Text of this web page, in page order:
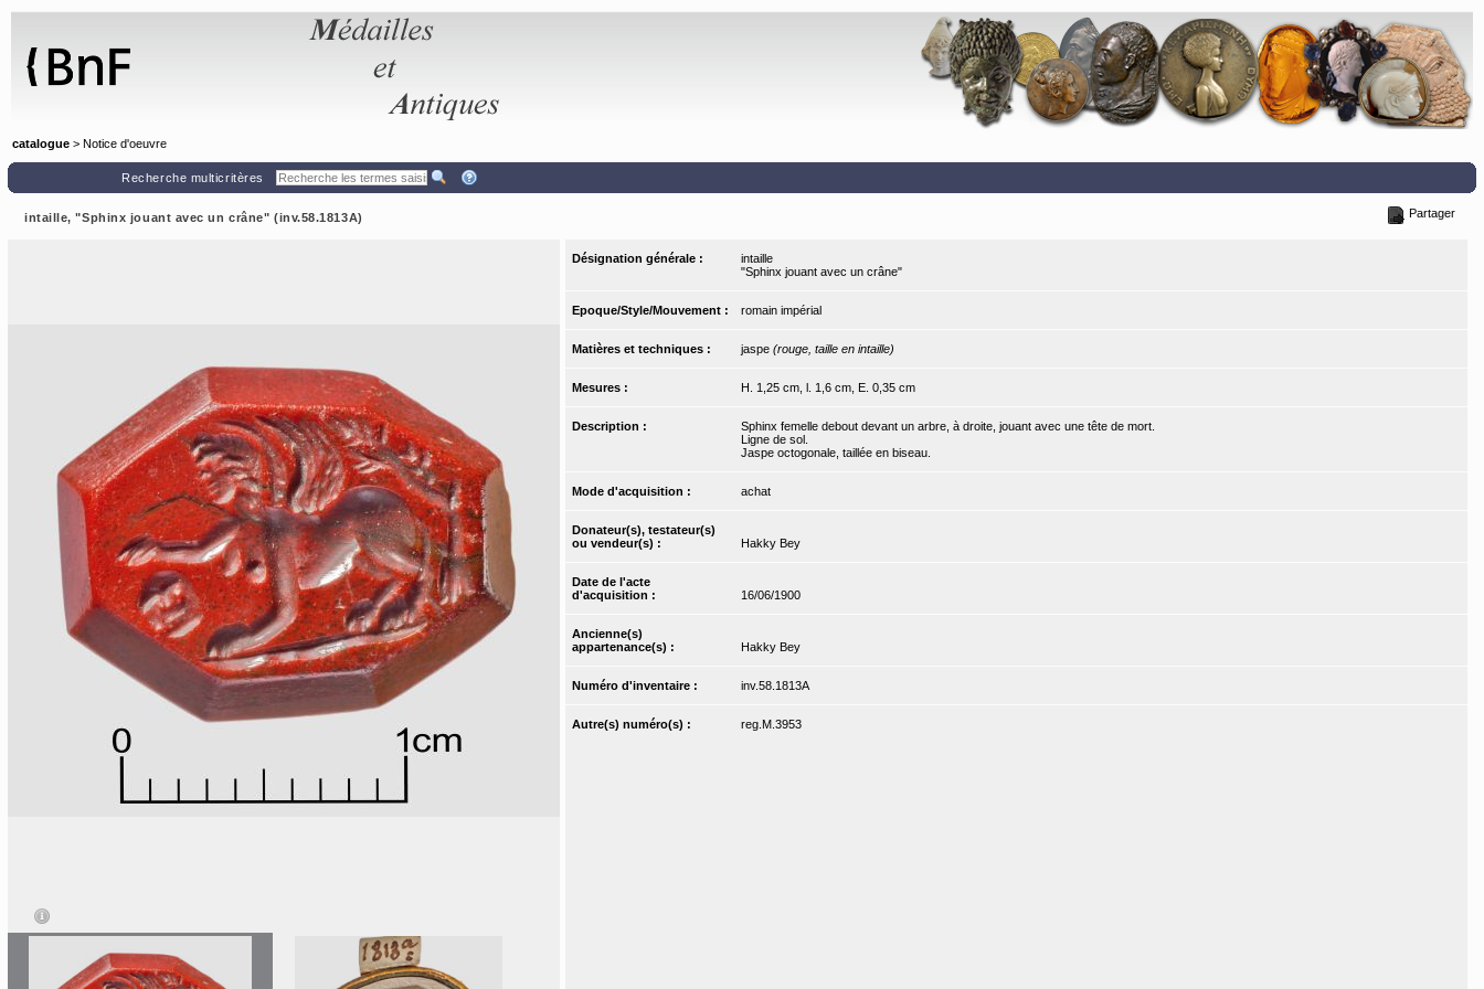
catalogue > Notice d'oeuvre
Recherche multicritères
intaille, "Sphinx jouant avec un crâne" (inv.58.1813A) Partager
Désignation générale :
intaille
"Sphinx jouant avec un crâne"
Epoque/Style/Mouvement : romain impérial
Matières et techniques : jaspe (rouge, taille en intaille)
Mesures : H. 1,25 cm, l. 1,6 cm, E. 0,35 cm
Description :
Sphinx femelle debout devant un arbre, à droite, jouant avec une tête de mort.
Ligne de sol.
Jaspe octogonale, taillée en biseau.
Mode d'acquisition : achat
Donateur(s), testateur(s)
ou vendeur(s) :
Hakky Bey
Date de l'acte
d'acquisition :
16/06/1900
Ancienne(s)
appartenance(s) :
Hakky Bey
Numéro d'inventaire : inv.58.1813A
Autre(s) numéro(s) : reg.M.3953